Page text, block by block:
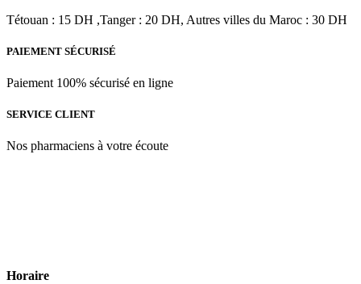
de
|
Tétouan : 15 DH ,Tanger : 20 DH, Autres villes du Maroc : 30 DH
PAIEMENT SÉCURISÉ
Paiement 100% sécurisé en ligne
SERVICE CLIENT
Nos pharmaciens à votre écoute
Horaire